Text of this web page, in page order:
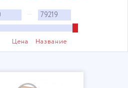
—
Цена Название